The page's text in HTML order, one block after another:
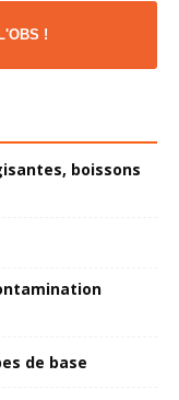
!
boissons
de base